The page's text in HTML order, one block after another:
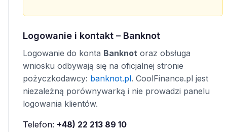
Logowanie i kontakt – Banknot
Logowanie do konta Banknot oraz obsługa
wniosku odbywają się na oficjalnej stronie
pożyczkodawcy: banknot.pl. CoolFinance.pl jest
niezależną porównywarką i nie prowadzi panelu
logowania klientów.
Telefon: +48) 22 213 89 10